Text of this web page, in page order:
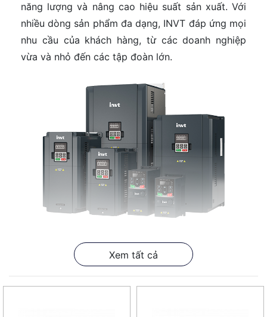
năng lượng và nâng cao hiệu suất sản xuất. Với
nhiều dòng sản phẩm đa dạng, INVT đáp ứng mọi
nhu cầu của khách hàng, từ các doanh nghiệp
vừa và nhỏ đến các tập đoàn lớn.
Biến Tần INVT Chính Hãng
Tại sao nên chọn biến tần INVT?
Xem tất cả